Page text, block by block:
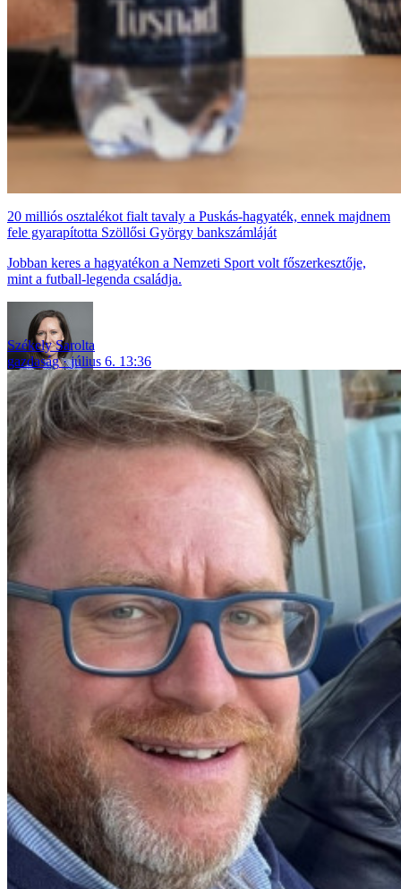
20 milliós osztalékot fialt tavaly a Puskás-hagyaték, ennek majdnem
fele gyarapította Szöllősi György bankszámláját
Jobban keres a hagyatékon a Nemzeti Sport volt főszerkesztője,
mint a futball-legenda családja.
Székely Sarolta
gazdaság
július 6. 13:36